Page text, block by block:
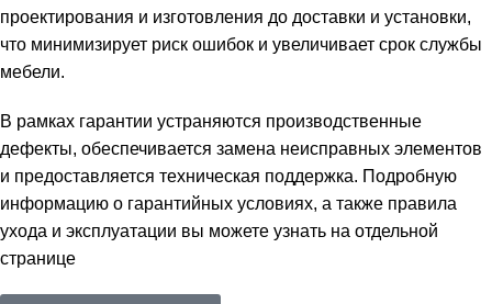
проектирования и изготовления до доставки и установки,
что минимизирует риск ошибок и увеличивает срок службы
мебели.
В рамках гарантии устраняются производственные
дефекты, обеспечивается замена неисправных элементов
и предоставляется техническая поддержка. Подробную
информацию о гарантийных условиях, а также правила
ухода и эксплуатации вы можете узнать на отдельной
странице